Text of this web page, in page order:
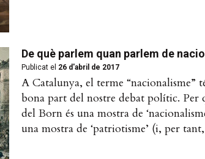
De què parlem quan parlem de
Publicat el 26 d'abril de 2017
A Catalunya, el terme “nacionalisme”
bona part del nostre debat polític. Per
del Born és una mostra de
una mostra de ‘patriotisme’ (i, per tant,